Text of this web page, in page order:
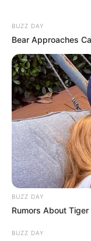
BUZZ DAY
Bear Approaches
BUZZ DAY
Rumors About
BUZZ DAY